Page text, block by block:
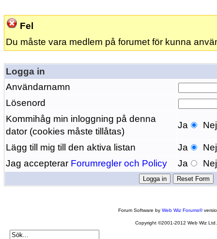
Fel
Du måste vara medlem på forumet för kunna
Logga in
Användarnamn
Lösenord
Kommihåg min inloggning på denna
dator (cookies måste tillåtas)
Ja Nej
Lägg till mig till den aktiva listan Ja
Nej
Jag accepterar Forumregler och Policy Ja Nej
Forum Software byWeb Wiz Forums®
Copyright ©2001-2012 Web Wiz Ltd.